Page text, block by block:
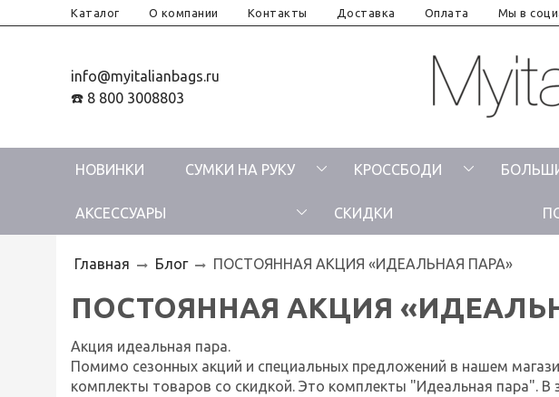
Каталог О компании Контакты Доставка Оплата Мы в
info@myitalianbags.ru
☎️ 8 800 3008803
НОВИНКИ СУМКИ НА РУКУ КРОССБОДИ
АКСЕССУАРЫ СКИДКИ
Главная Блог ПОСТОЯННАЯ АКЦИЯ «ИДЕАЛЬНАЯ ПАРА»
ПОСТОЯННАЯ АКЦИЯ
Акция идеальная пара.
Помимо сезонных акций и специальных предложений в нашем
комплекты товаров со скидкой. Это комплекты "Идеальная пара".